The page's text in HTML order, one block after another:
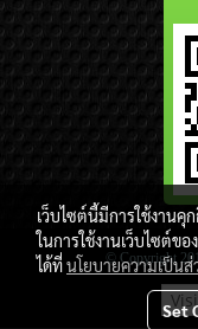
© Copyright
เว็บไซต์นี้มีการใช้งาน
ในการใช้งานเว็บไซต์ข
ได้ที่นโยบายความเป็นส่
Set